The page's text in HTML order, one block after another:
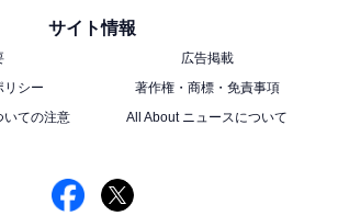
サイト情報
広告掲載
リシー
著作権・商標・免責事項
いての注意
All About ニュースについて